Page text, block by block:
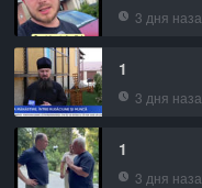
3 дня
1
3 дня
1
3 дня